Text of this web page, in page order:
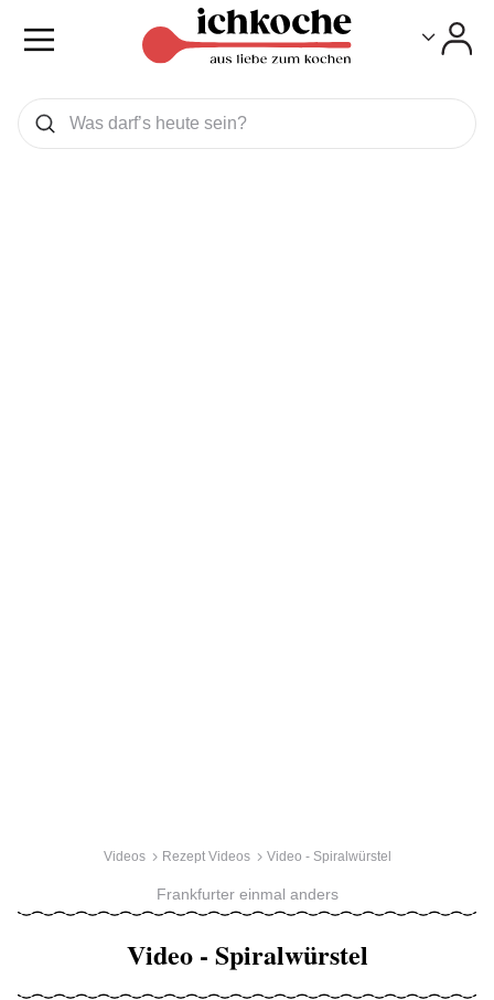
Was wollen Sie suchen
Suchen
Videos Rezept Videos Video - Spiralwürstel
Frankfurter einmal anders
Video - Spiralwürstel